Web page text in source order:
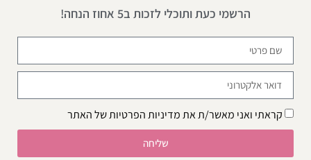
הרשמי כעת ותוכלי לזכות ב5 אחוז הנחה!
קראתי ואני מאשר/ת אתמדיניות הפרטיותשל האתר
שליחה